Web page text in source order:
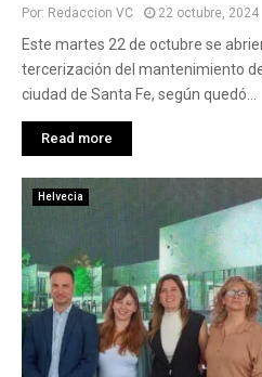
Por: Redaccion VC 22 octubre, 2024
Este martes 22 de octubre se
tercerización del mantenimiento
ciudad de Santa Fe, según quedó...
Read more
Helvecia